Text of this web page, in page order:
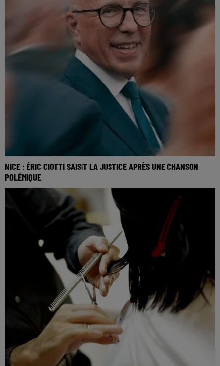
NICE : ÉRIC CIOTTI SAISIT LA JUSTICE APRÈS UNE CHANSON
POLÉMIQUE